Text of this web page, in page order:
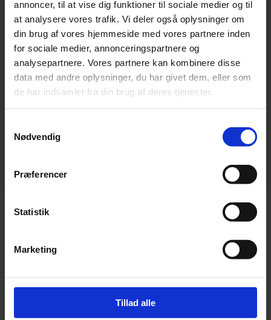
annoncer, til at vise dig funktioner til sociale medier og til
at analysere vores trafik. Vi deler også oplysninger om
din brug af vores hjemmeside med vores partnere inden
for sociale medier, annonceringspartnere og
analysepartnere. Vores partnere kan kombinere disse
data med andre oplysninger, du har givet dem, eller som
de har indsamlet fra din brug af deres tjenester.
Nødvendig
Præferencer
Statistik
Marketing
Tillad alle
Vurderet 4,2 / 5 stjerner ud fra mere end 8 anmeldelser​
FØLG OS PÅ FACEBOOK
tilbud, arbejde og færdige projekter.